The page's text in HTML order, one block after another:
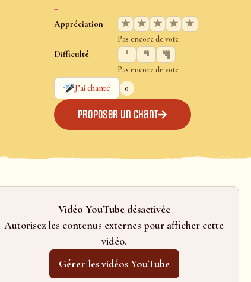
+
Appréciation ★ ★ ★ ★ ★
Pas encore de vote
Difficulté
Pas encore de vote
J’ai chanté
0
Proposer un chant
Vidéo YouTube désactivée
Autorisez les contenus externes pour afficher cette
vidéo.
Gérer les vidéos YouTube